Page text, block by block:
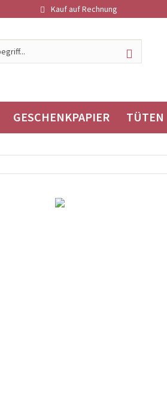
Kauf auf Rechnung
GESCHENKPAPIER TÜTEN